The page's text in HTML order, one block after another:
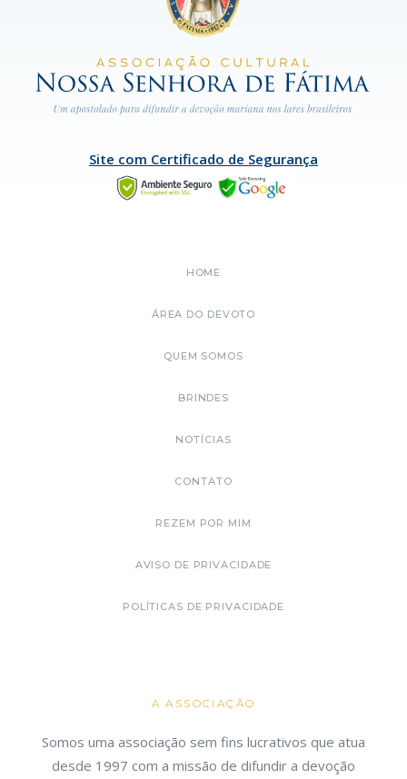
Site com Certificado de Segurança
HOME
ÁREA DO DEVOTO
QUEM SOMOS
BRINDES
NOTÍCIAS
CONTATO
REZEM POR MIM
AVISO DE PRIVACIDADE
POLÍTICAS DE PRIVACIDADE
A ASSOCIAÇÃO
Somos uma associação sem fins lucrativos que atua
desde 1997 com a missão de difundir a devoção